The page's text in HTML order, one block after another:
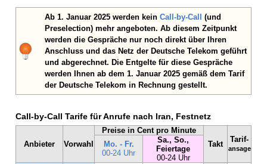
Ab 1. Januar 2025 werden kein Call-by-Call (und
Preselection) mehr angeboten. Ab diesem Zeitpunkt
werden die Gespräche nur noch direkt über Ihren
Anschluss und das Netz der Deutsche Telekom geführt
und abgerechnet. Die Entgelte für diese Gespräche
werden Ihnen ab dem 1. Januar 2025 gemäß dem Tarif
der Deutsche Telekom in Rechnung gestellt.
Call-by-Call Tarife für Anrufe nach Iran, Festnetz
Anbieter Vorwahl
Preise in Cent pro Minute
Takt
Tarif-
ansage
Mo. - Fr.
00-24 Uhr
Sa., So.,
Feiertage
00-24 Uhr